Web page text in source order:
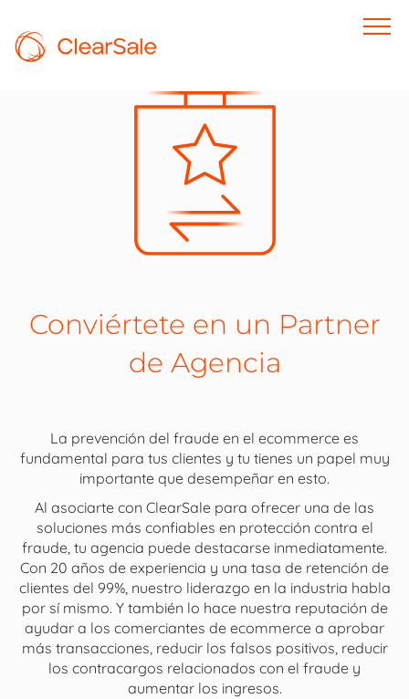
Conviértete en un Partner
de Agencia
La prevención del fraude en el ecommerce es
fundamental para tus clientes y tu tienes un papel muy
importante que desempeñar en esto.
Al asociarte con ClearSale para ofrecer una de las
soluciones más confiables en protección contra el
fraude, tu agencia puede destacarse inmediatamente.
Con 20 años de experiencia y una tasa de retención de
clientes del 99%, nuestro liderazgo en la industria habla
por sí mismo. Y también lo hace nuestra reputación de
ayudar a los comerciantes de ecommerce a aprobar
más transacciones, reducir los falsos positivos, reducir
los contracargos relacionados con el fraude y
aumentar los ingresos.